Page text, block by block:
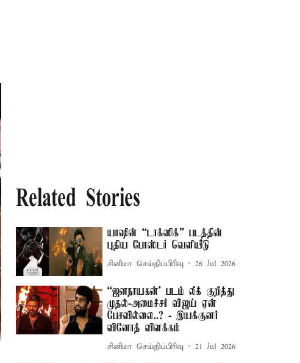
Related Stories
யாஷின் “டாக்ஸிக்” படத்தின்
புதிய போஸ்டர் வெளியீடு
சினிமா செய்திப்பிரிவு 26 Jul 2026
“ஜனநாயகன்’ படம் லீக் குறித்து
முதல்-அமைச்சர் விஜய் ஏன்
பேசவில்லை..? - இயக்குனர்
வினோத் விளக்கம்
சினிமா செய்திப்பிரிவு 21 Jul 2026